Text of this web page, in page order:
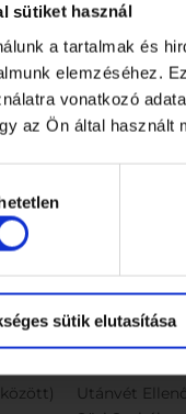
sütiket használ
a tartalmak és
elemzéséhez.
vonatkozó
az Ön által használt
sütik elutasítása
tér
Információk
GYIK
ÁSZF
Utánvét